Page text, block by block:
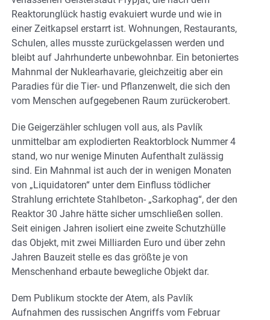
Reaktorunglück hastig evakuiert wurde und wie in
einer Zeitkapsel erstarrt ist. Wohnungen, Restaurants,
Schulen, alles musste zurückgelassen werden und
bleibt auf Jahrhunderte unbewohnbar. Ein betoniertes
Mahnmal der Nuklearhavarie, gleichzeitig aber ein
Paradies für die Tier- und Pflanzenwelt, die sich den
vom Menschen aufgegebenen Raum zurückerobert.
Die Geigerzähler schlugen voll aus, als Pavlík
unmittelbar am explodierten Reaktorblock Nummer 4
stand, wo nur wenige Minuten Aufenthalt zulässig
sind. Ein Mahnmal ist auch der in wenigen Monaten
von „Liquidatoren“ unter dem Einfluss tödlicher
Strahlung errichtete Stahlbeton- „Sarkophag“, der den
Reaktor 30 Jahre hätte sicher umschließen sollen.
Seit einigen Jahren isoliert eine zweite Schutzhülle
das Objekt, mit zwei Milliarden Euro und über zehn
Jahren Bauzeit stelle es das größte je von
Menschenhand erbaute bewegliche Objekt dar.
Dem Publikum stockte der Atem, als Pavlík
Aufnahmen des russischen Angriffs vom Februar